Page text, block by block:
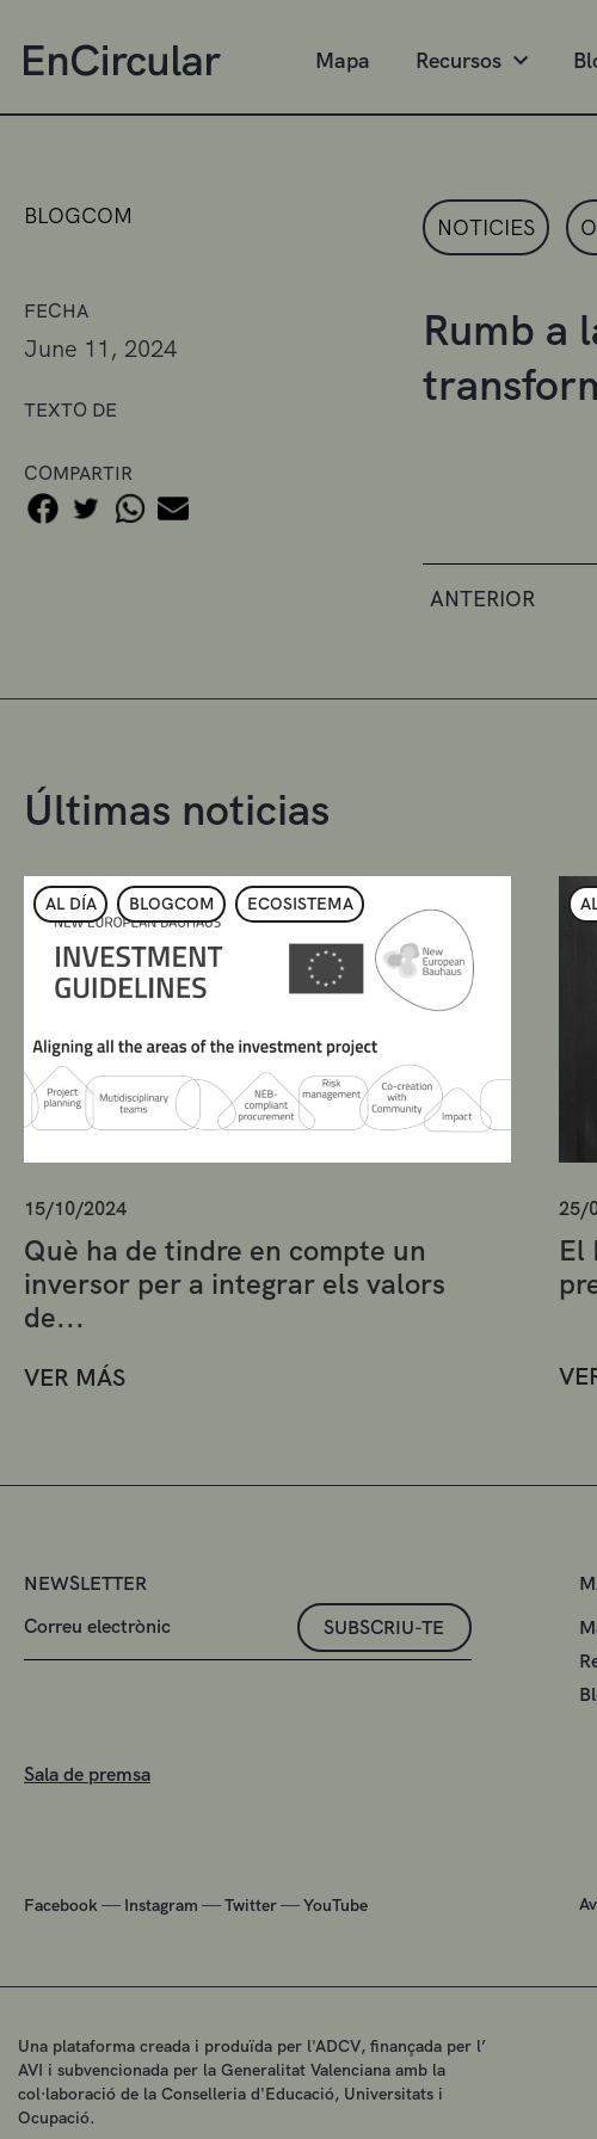
Mapa Recursos
BLOGCOM
FECHA
June 11, 2024
TEXTO DE
COMPARTIR
NOTICIES
Rumb a
ANTERIOR
Últimas noticias
AL DÍA BLOGCOM ECOSISTEMA
15/10/2024
Què ha de tindre en compte un
inversor per a integrar els valors
de...
VER MÁS
25/
El
NEWSLETTER
SUBSCRIU-TE
Sala de premsa
Facebook — Instagram —Twitter—YouTube
Una plataforma creada i produïda per l'ADCV, finançada per l’
AVI i subvencionada per la Generalitat Valenciana amb la
col·laboració de la Conselleria d'Educació, Universitats i
Ocupació.